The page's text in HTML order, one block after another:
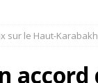
et à Gaza
sur le Haut-Karabakh